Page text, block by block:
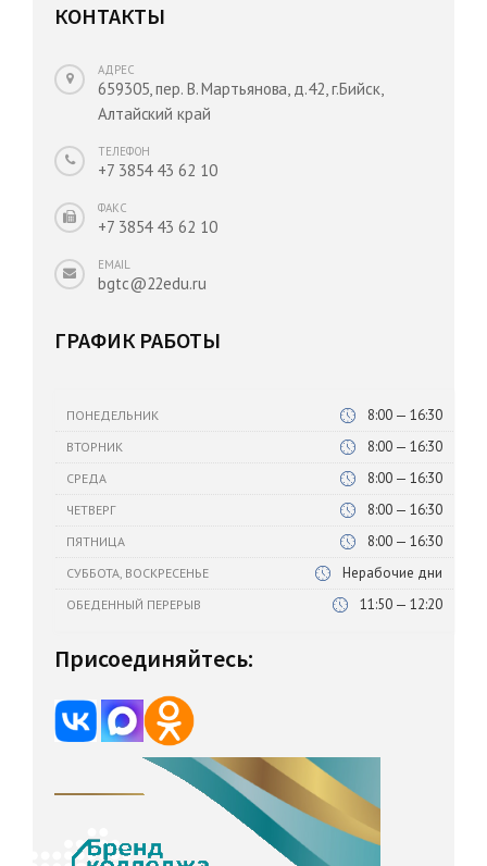
КОНТАКТЫ
АДРЕС
659305, пер. В. Мартьянова, д.42, г.Бийск,
Алтайский край
ТЕЛЕФОН
+7 3854 43 62 10
ФАКС
+7 3854 43 62 10
EMAIL
bgtc@22edu.ru
ГРАФИК РАБОТЫ
ПОНЕДЕЛЬНИК 8:00 — 16:30
ВТОРНИК 8:00 — 16:30
СРЕДА 8:00 — 16:30
ЧЕТВЕРГ 8:00 — 16:30
ПЯТНИЦА 8:00 — 16:30
СУББОТА, ВОСКРЕСЕНЬЕ Нерабочие дни
ОБЕДЕННЫЙ ПЕРЕРЫВ 11:50 — 12:20
Присоединяйтесь: